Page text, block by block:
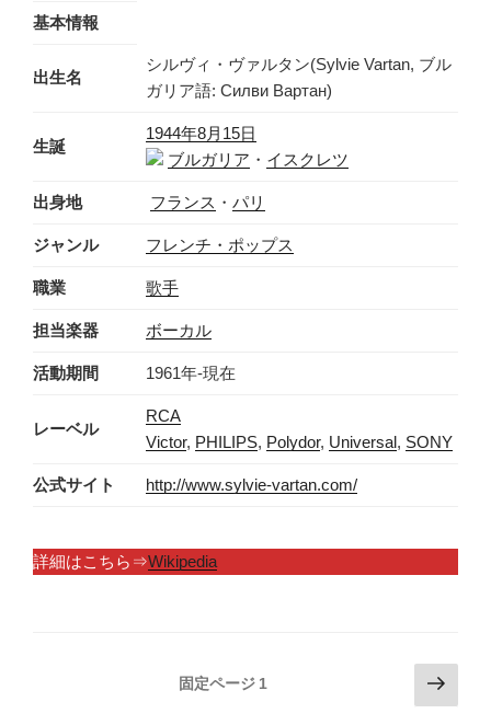
基本情報
出生名
シルヴィ・ヴァルタン(Sylvie Vartan, ブル
ガリア語: Силви Вартан)
生誕
1944年8月15日
ブルガリア ・ イスクレツ
出身地 フランス ・ パリ
ジャンル フレンチ・ポップス
職業 歌手
担当楽器 ボーカル
活動期間 1961年-現在
レーベル
RCA
Victor, PHILIPS, Polydor, Universal, SONY
公式サイト http://www.sylvie-vartan.com/
詳細はこちら⇒Wikipedia
固定ページ 1
次
の